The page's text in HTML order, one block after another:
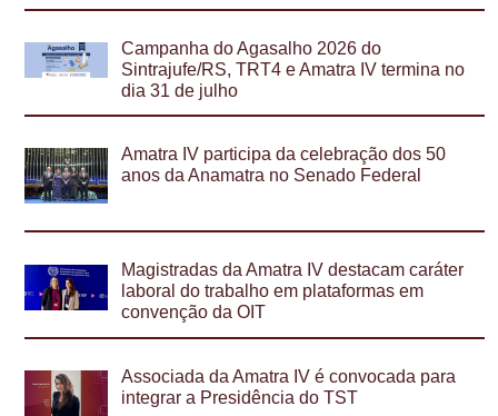
Campanha do Agasalho 2026 do
Sintrajufe/RS, TRT4 e Amatra IV termina no
dia 31 de julho
Amatra IV participa da celebração dos 50
anos da Anamatra no Senado Federal
Magistradas da Amatra IV destacam caráter
laboral do trabalho em plataformas em
convenção da OIT
Associada da Amatra IV é convocada para
integrar a Presidência do TST